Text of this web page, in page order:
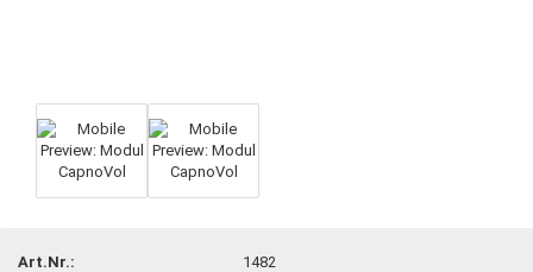
Art.Nr.:
1482